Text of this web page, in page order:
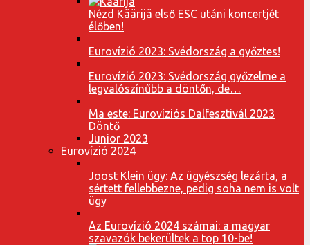
Nézd Käärijä első ESC utáni koncertjét
élőben!
Eurovízió 2023: Svédország a győztes!
Eurovízió 2023: Svédország győzelme a
legvalószínűbb a döntőn, de…
Ma este: Eurovíziós Dalfesztivál 2023
Döntő
Junior 2023
Eurovízió 2024
Joost Klein ügy: Az ügyészség lezárta, a
sértett fellebbezne, pedig soha nem is volt
ügy
Az Eurovízió 2024 számai: a magyar
szavazók bekerültek a top 10-be!